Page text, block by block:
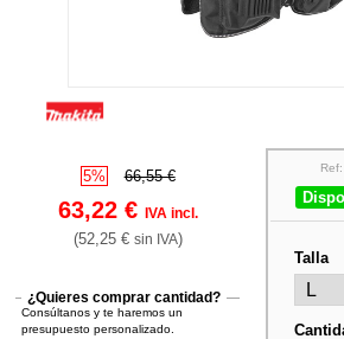
5% 66,55 €
63,22 € IVA incl.
(52,25 € sin IVA)
¿Quieres comprar cantidad?
Consúltanos y te haremos un
presupuesto personalizado.
Ref:
Talla